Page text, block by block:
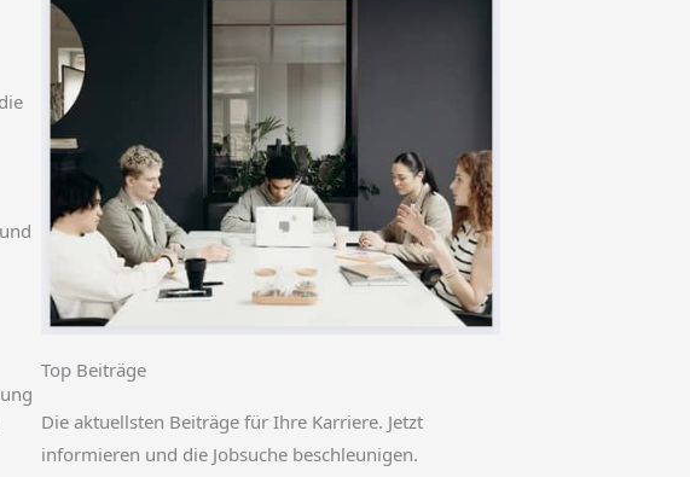
Top Beiträge
Die aktuellsten Beiträge für Ihre Karriere. Jetzt
informieren und die Jobsuche beschleunigen.